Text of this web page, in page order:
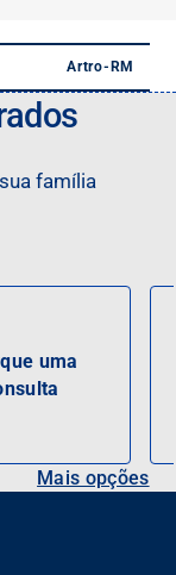
Artro-RM
família
uma
Mais opções